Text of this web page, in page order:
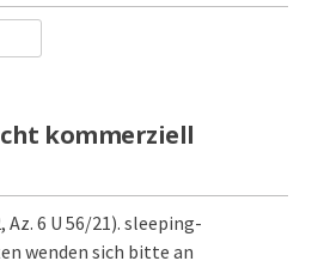
kommerziell
Az. 6 U 56/21). sleeping-
wenden sich bitte an